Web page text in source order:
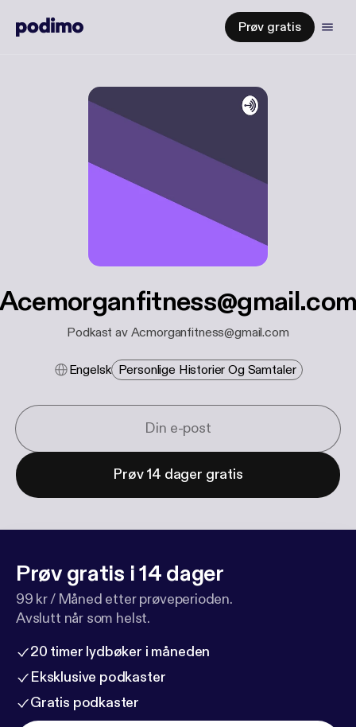
Prøv gratis
Podkast av Acmorganfitness@gmail.com
Engelsk Personlige Historier Og Samtaler
Prøv 14 dager gratis
Prøv gratis i 14 dager
99 kr / Måned etter prøveperioden.
Avslutt når som helst.
20 timer lydbøker i måneden
Eksklusive podkaster
Gratis podkaster